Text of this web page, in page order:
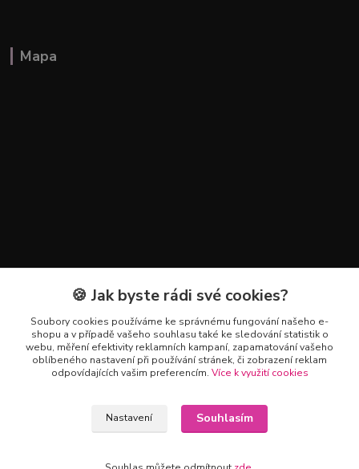
Mapa
Kontakty
+420 602 223 614
info@zahradnictvipetro.cz
🍪 Jak byste rádi své cookies?
Soubory cookies používáme ke správnému fungování našeho e-
shopu a v případě vašeho souhlasu také ke sledování statistik o
webu, měření efektivity reklamních kampaní, zapamatování vašeho
oblíbeného nastavení při používání stránek, či zobrazení reklam
odpovídajících vašim preferencím. Více k využití cookies
Nastavení Souhlasím